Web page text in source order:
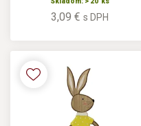
3,09 € s DPH